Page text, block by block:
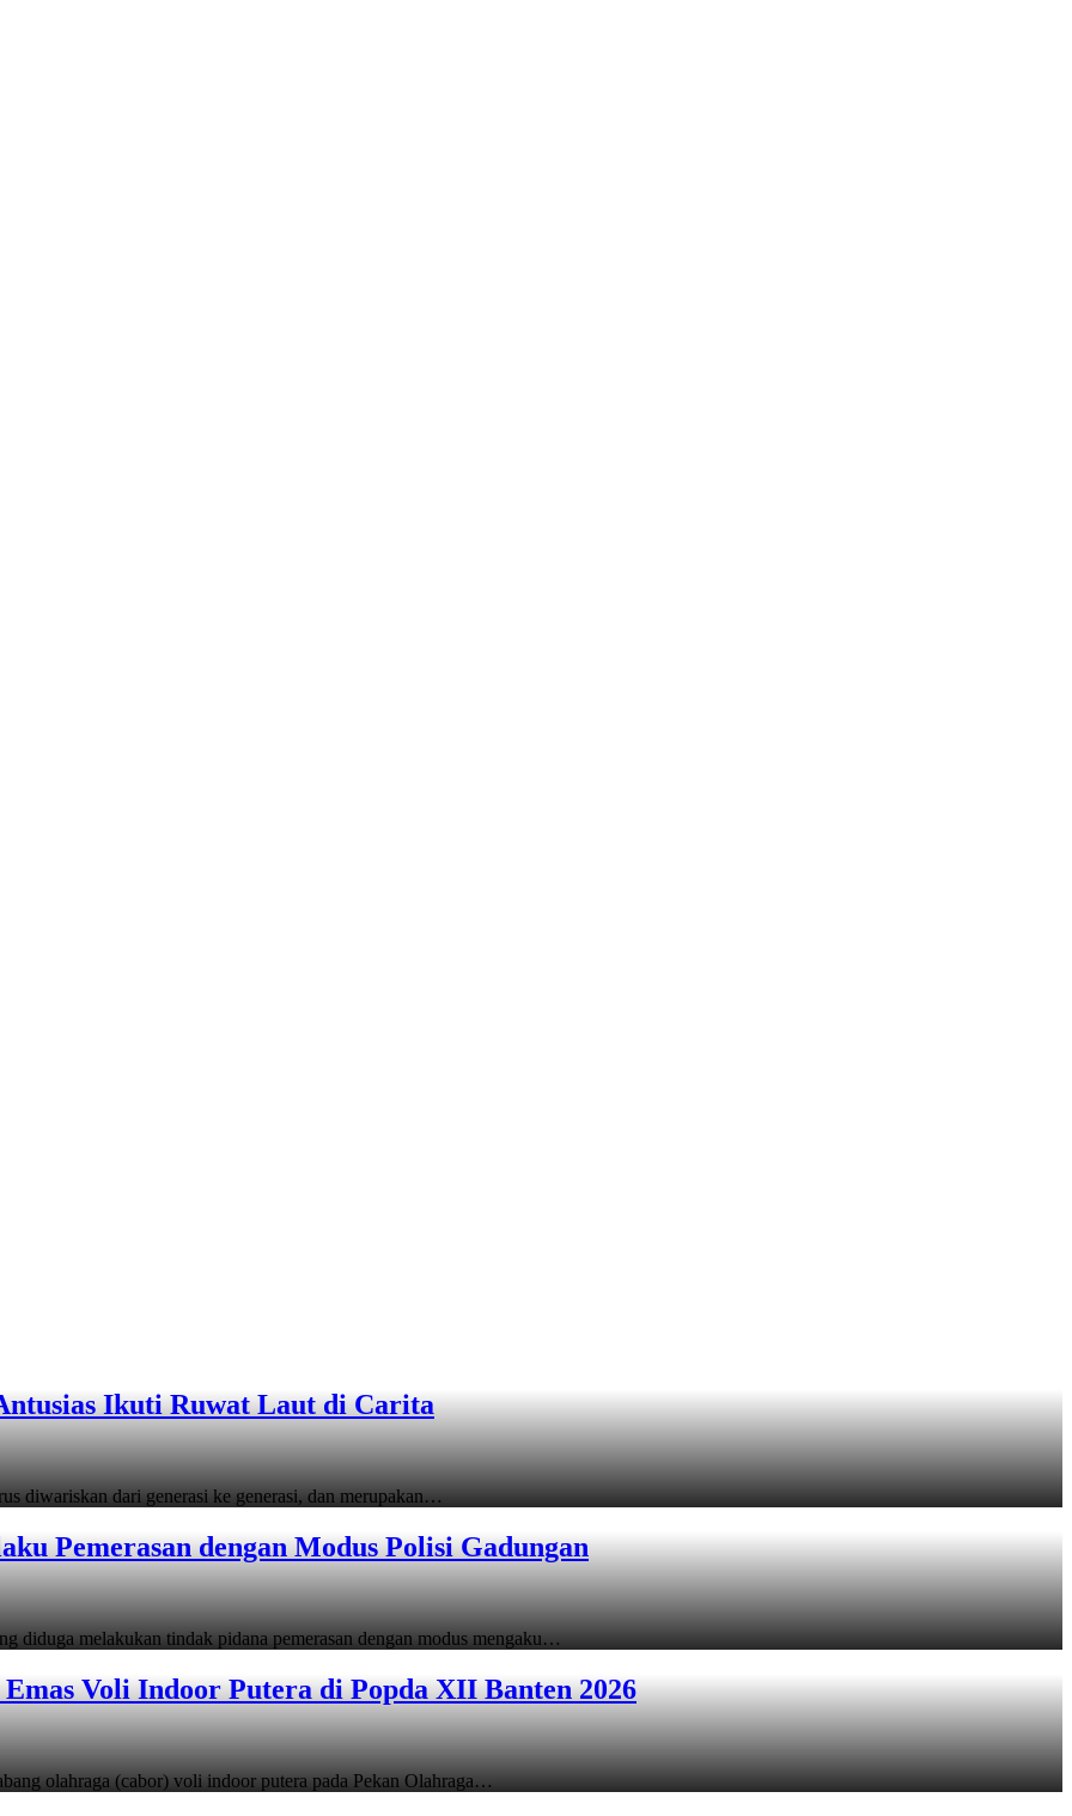
Ikuti Ruwat Laut di Carita
diwariskan dari generasi ke generasi, dan merupakan…
Pemerasan dengan Modus Polisi Gadungan
diduga melakukan tindak pidana pemerasan dengan modus mengaku…
Voli Indoor Putera di Popda XII Banten 2026
olahraga (cabor) voli indoor putera pada Pekan Olahraga…